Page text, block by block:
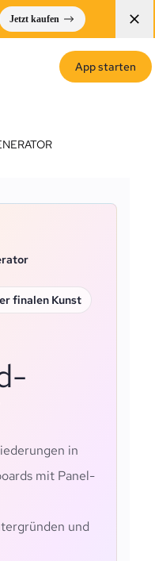
Jetzt kaufen
App starten
finalen Kunst
in
mit Panel-
und